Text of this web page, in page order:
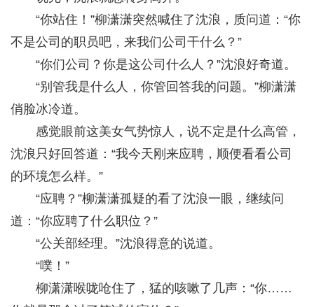
“你站住！”柳潇潇突然喊住了沈浪，质问道：“你
不是公司的职员吧，来我们公司干什么？”
“你们公司？你是这公司什么人？”沈浪好奇道。
“别管我是什么人，你管回答我的问题。”柳潇潇
俏脸冰冷道。
感觉眼前这美女气势惊人，说不定是什么高管，
沈浪只好回答道：“我今天刚来应聘，顺便看看公司
的环境怎么样。”
“应聘？”柳潇潇孤疑的看了沈浪一眼，继续问
道：“你应聘了什么职位？”
“公关部经理。”沈浪得意的说道。
“噗！”
柳潇潇喉咙呛住了，猛的咳嗽了几声：“你……